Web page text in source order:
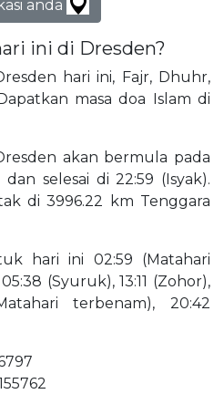
anda
ini di Dresden?
hari ini, Fajr, Dhuhr,
masa doa Islam di
akan bermula pada
selesai di 22:59 (Isyak).
di 3996.22 km Tenggara
hari ini 02:59 (Matahari
(Syuruk), 13:11 (Zohor),
terbenam), 20:42